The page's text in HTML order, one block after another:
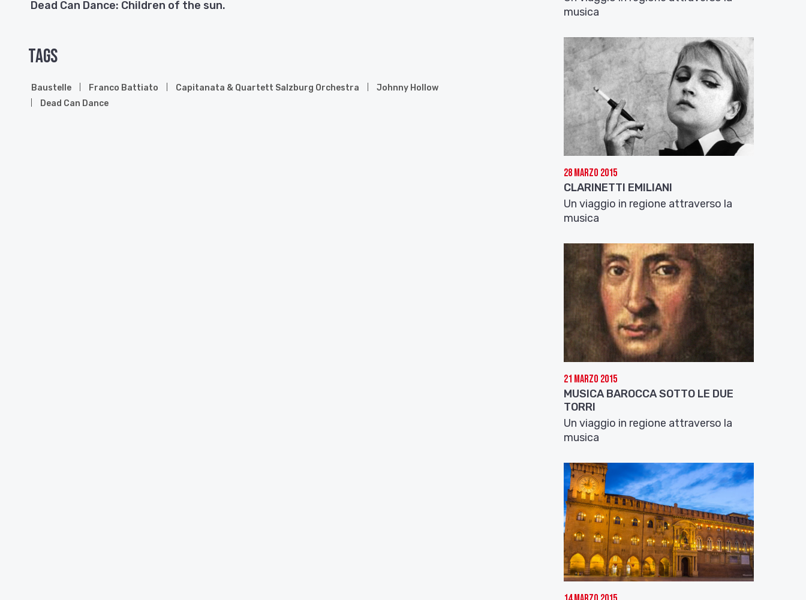
Dead Can Dance: Children of the sun.
Tags
Baustelle Franco Battiato Capitanata & Quartett Salzburg Orchestra
Johnny Hollow
Dead Can Dance
musica
28 Marzo 2015
CLARINETTI EMILIANI
Un viaggio in regione attraverso la
musica
21 Marzo 2015
MUSICA BAROCCA SOTTO LE DUE
TORRI
Un viaggio in regione attraverso la
musica